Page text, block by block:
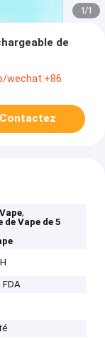
1/1
de
wechat:+86
Contactez
,
de Vape de 5
FDA